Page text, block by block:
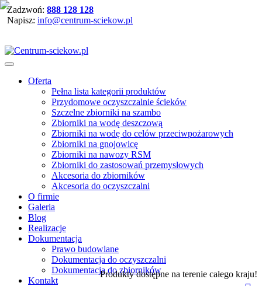
Zadzwoń: 888 128 128
Napisz: info@centrum-sciekow.pl
Oferta
Pełna lista kategorii produktów
Przydomowe oczyszczalnie ścieków
Szczelne zbiorniki na szambo
Zbiorniki na wodę deszczową
Zbiorniki na wodę do celów przeciwpożarowych
Zbiorniki na gnojowicę
Zbiorniki na nawozy RSM
Zbiorniki do zastosowań przemysłowych
Akcesoria do zbiorników
Akcesoria do oczyszczalni
O firmie
Galeria
Blog
Realizacje
Dokumentacja
Prawo budowlane
Dokumentacja do oczyszczalni
Dokumentacja do zbiorników
Kontakt
Produkty dostępne na terenie całego kraju!